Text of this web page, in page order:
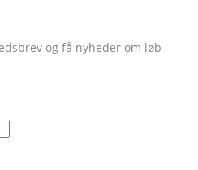
og få nyheder om løb